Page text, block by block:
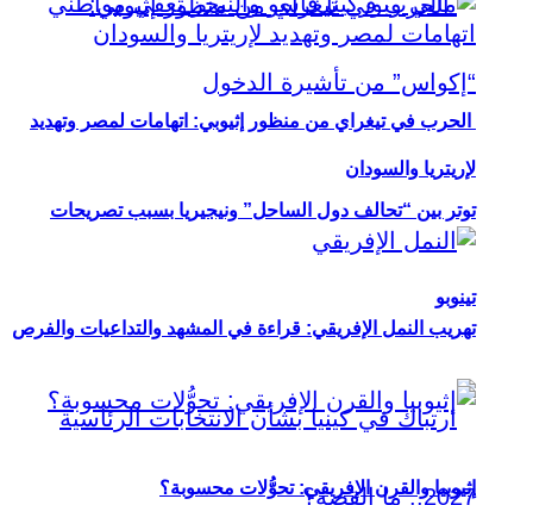
توتر بين “تحالف دول الساحل” ونيجيريا بسبب تصريحات
تينوبو
الحرب في تيغراي من منظور إثيوبي: اتهامات لمصر وتهديد
لإريتريا والسودان
تهريب النمل الإفريقي: قراءة في المشهد والتداعيات والفرص
إثيوبيا والقرن الإفريقي: تحوُّلات محسوبة؟